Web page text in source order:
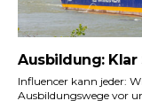
Ausbildung:
Influencer kann jeder:
Ausbildungswege vor